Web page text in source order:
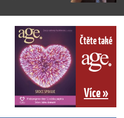
Čtěte také
Více »